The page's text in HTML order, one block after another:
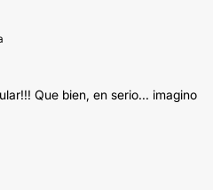
Que bien, en serio... imagino